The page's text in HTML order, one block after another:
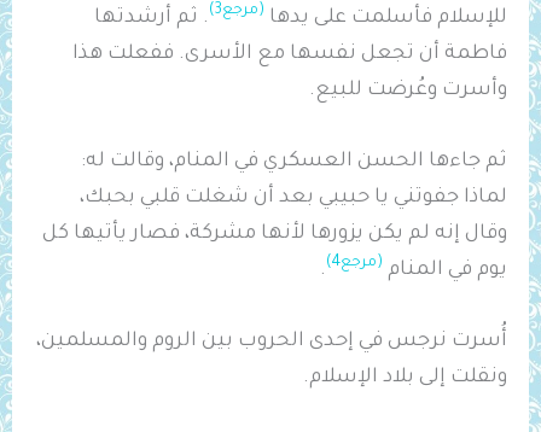
للإسلام فأسلمت على يدها (مرجع3)
. ثم أرشدتها
فاطمة أن تجعل نفسها مع الأسرى. ففعلت هذا
وأسرت وعُرضت للبيع.
ثم جاءها الحسن العسكري في المنام، وقالت له:
لماذا جفوتني يا حبيبي بعد أن شغلت قلبي بحبك،
وقال إنه لم يكن يزورها لأنها مشركة، فصار يأتيها كل
يوم في المنام (مرجع4) .
أُسرت نرجس في إحدى الحروب بين الروم والمسلمين،
ونقلت إلى بلاد الإسلام.